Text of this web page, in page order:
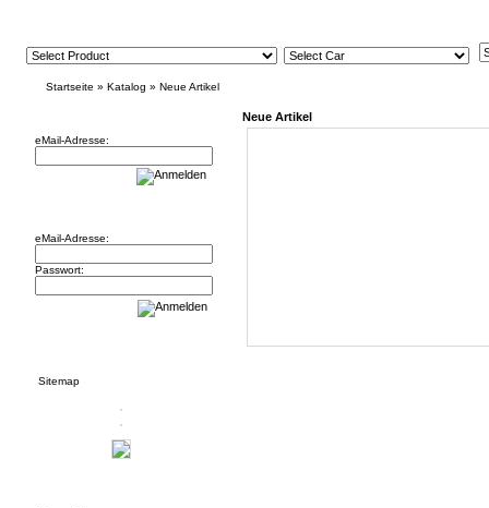
Startseite » Katalog » Neue Artikel
eMail-Adresse:
eMail-Adresse:
Passwort:
Sitemap
Neue Artikel